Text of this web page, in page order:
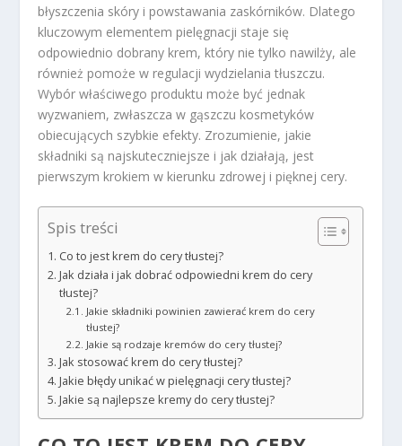
błyszczenia skóry i powstawania zaskórników. Dlatego
kluczowym elementem pielęgnacji staje się
odpowiednio dobrany krem, który nie tylko nawilży, ale
również pomoże w regulacji wydzielania tłuszczu.
Wybór właściwego produktu może być jednak
wyzwaniem, zwłaszcza w gąszczu kosmetyków
obiecujących szybkie efekty. Zrozumienie, jakie
składniki są najskuteczniejsze i jak działają, jest
pierwszym krokiem w kierunku zdrowej i pięknej cery.
Spis treści
Co to jest krem do cery tłustej?
Jak działa i jak dobrać odpowiedni krem do cery
tłustej?
Jakie składniki powinien zawierać krem do cery
tłustej?
Jakie są rodzaje kremów do cery tłustej?
Jak stosować krem do cery tłustej?
Jakie błędy unikać w pielęgnacji cery tłustej?
Jakie są najlepsze kremy do cery tłustej?